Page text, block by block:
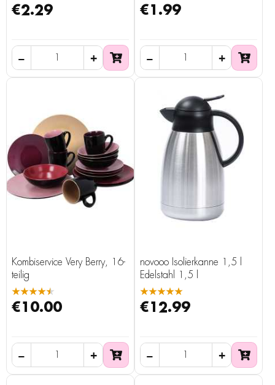
€2.29 €1.99
Kombiservice Very Berry, 16-
teilig
★★★★★
€10.00
novooo Isolierkanne 1,5 l
Edelstahl 1,5 l
★★★★★
€12.99